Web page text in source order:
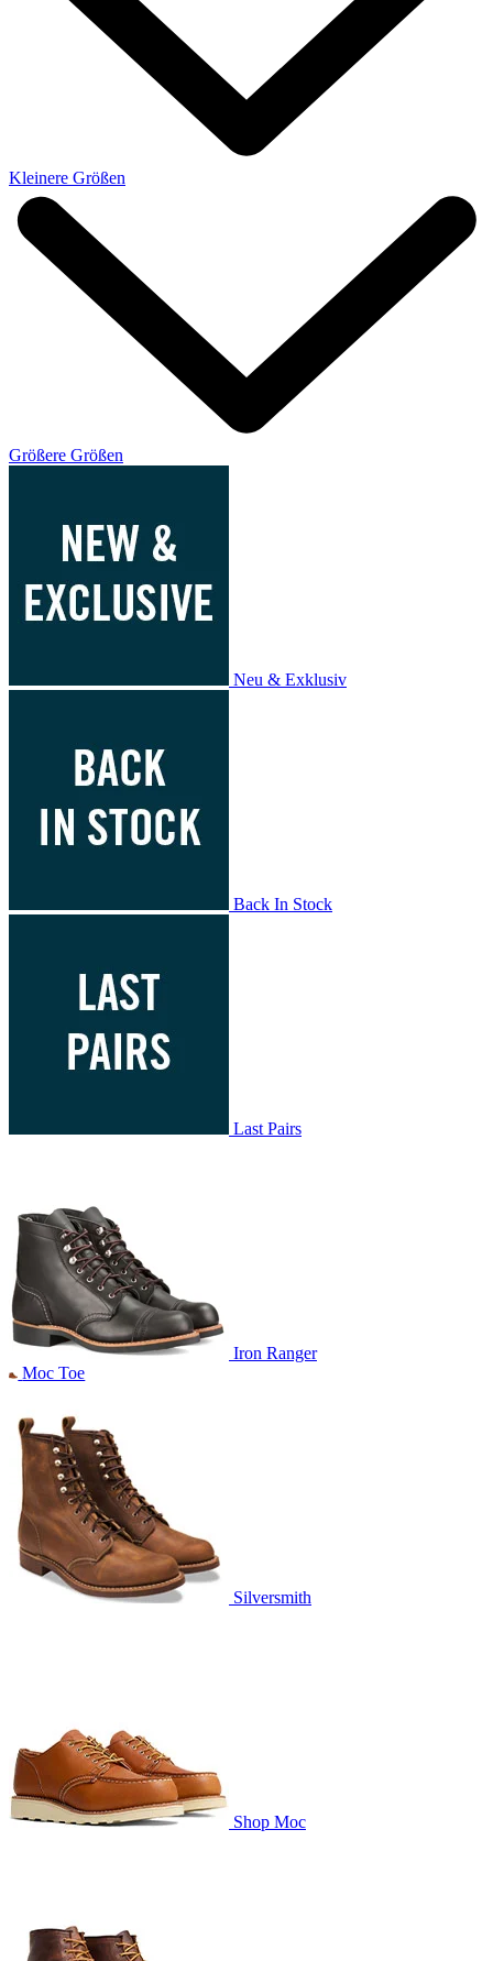
Kleinere Größen
Größere Größen
Neu & Exklusiv
Back In Stock
Last Pairs
Iron Ranger
Moc Toe
Silversmith
Shop Moc